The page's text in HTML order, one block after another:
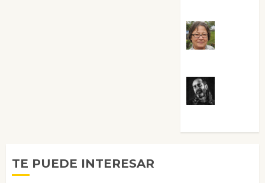
TE PUEDE INTERESAR